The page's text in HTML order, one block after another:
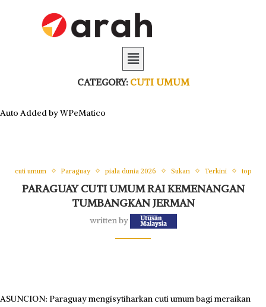
CATEGORY: CUTI UMUM
Auto Added by WPeMatico
cuti umum Paraguay piala dunia 2026 Sukan Terkini top
PARAGUAY CUTI UMUM RAI KEMENANGAN
TUMBANGKAN JERMAN
written by
ASUNCION: Paraguay mengisytiharkan cuti umum bagi meraikan